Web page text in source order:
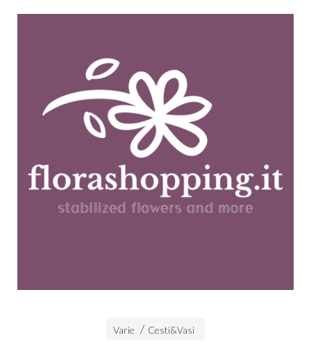
Varie Cesti&Vasi